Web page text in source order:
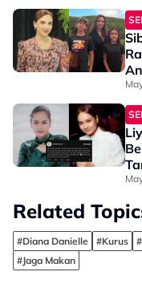
Related
#Diana Danielle #Kurus
#Jaga Makan